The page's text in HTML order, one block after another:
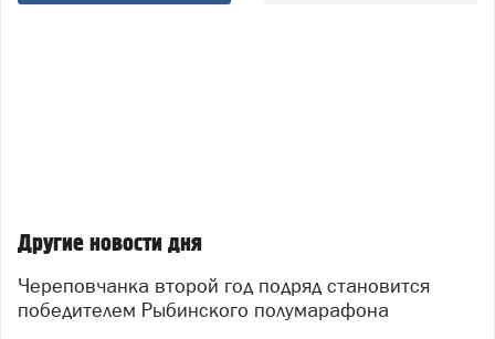
Другие новости дня
Череповчанка второй год подряд становится
победителем Рыбинского полумарафона